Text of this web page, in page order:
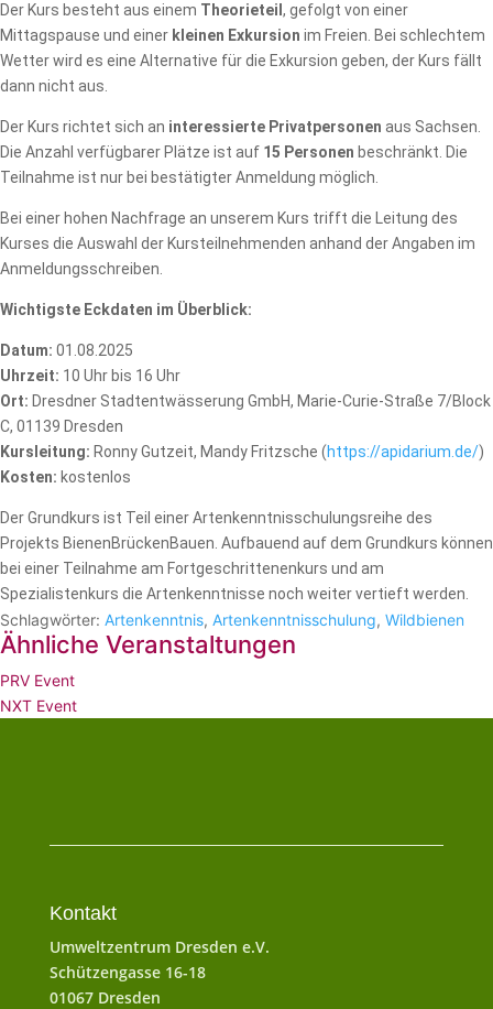
Der Kurs besteht aus einem Theorieteil , gefolgt von einer
Mittagspause und einer kleinen Exkursion im Freien. Bei schlechtem
Wetter wird es eine Alternative für die Exkursion geben, der Kurs fällt
dann nicht aus.
Der Kurs richtet sich an interessierte Privatpersonen aus Sachsen.
Die Anzahl verfügbarer Plätze ist auf 15 Personen beschränkt. Die
Teilnahme ist nur bei bestätigter Anmeldung möglich.
Bei einer hohen Nachfrage an unserem Kurs trifft die Leitung des
Kurses die Auswahl der Kursteilnehmenden anhand der Angaben im
Anmeldungsschreiben.
Wichtigste Eckdaten im Überblick:
Datum: 01.08.2025
Uhrzeit: 10 Uhr bis 16 Uhr
Ort: Dresdner Stadtentwässerung GmbH, Marie-Curie-Straße 7/Block
C, 01139 Dresden
Kursleitung: Ronny Gutzeit, Mandy Fritzsche (https://apidarium.de/)
Kosten: kostenlos
Der Grundkurs ist Teil einer Artenkenntnisschulungsreihe des
Projekts BienenBrückenBauen. Aufbauend auf dem Grundkurs können
bei einer Teilnahme am Fortgeschrittenenkurs und am
Spezialistenkurs die Artenkenntnisse noch weiter vertieft werden.
Schlagwörter: Artenkenntnis, Artenkenntnisschulung, Wildbienen
Ähnliche Veranstaltungen
PRV Event
NXT Event
Kontakt
Umweltzentrum Dresden e.V.
Schützengasse 16-18
01067 Dresden